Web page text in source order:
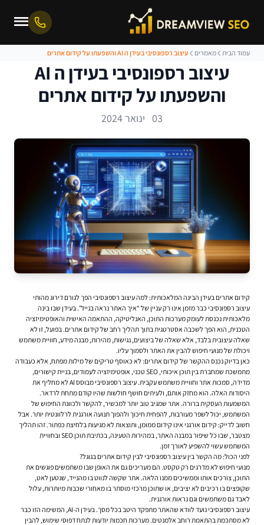
עמוד הבית מאמרים עיצוב רספונסיבי בעידן ה AI והשפעתו על קידום אתרים
עיצוב רספונסיבי בעידן ה AI
והשפעתו על קידום אתרים
03 ינואר 2024
קידום אתרים בעידן הבינה המלאכותית: למה עיצוב רספונסיבי הפך לגורם דירוג מהותי
עיצוב רספונסיבי כבר מזמן אינו רק עניין של “איך האתר נראה בנייד”. בעידן שבו בינה
מלאכותית נכנסת לעומק מערכות התוכן, האנליטיקה, ההתאמה האישית והאופטימיזציה
הטכנית, הוא הפך לשכבה אסטרטגית בתוך תהליך רחב של קידום אתרים. בפועל, זו לא
שאלה עיצובית בלבד, אלא שאלה של ביצועים, נגישות, מהירות, מבנה מידע, חוויית משתמש
ויכולת של מנועי חיפוש להבין את האתר ולסמוך עליו.
כאן בדיוק נכנס ההקשר של קידום אתרים: לא כאוסף טריקים של מילות מפתח, אלא כעבודה
מתמשכת שמחברת בין תוכן איכותי, SEO טכני, אופטימיזציה לעמודים, בניית קישורים,
מדידה, סמכות אתר וחוויית משתמש עקבית. עיצוב רספונסיבי מבוסס AI לא מחליף את
היסודות האלה. הוא מחזק אותם, ולעיתים חושף חולשות שהיו קודם מתחת לרדאר.
המשמעות העסקית ברורה. אתר שמגיב טוב יותר למכשיר, להקשר ולכוונת החיפוש של
המשתמש, יכול לשפר מעורבות, להפחית חיכוך ולהפוך תנועה אורגנית לרלוונטית יותר. אבל
חשוב לדייק: קידום אורגני אינו קידום ממומן, ותוצאות לא מגיעות בלחיצת כפתור. זהו תהליך
מצטבר, שבו כל שיפור במבנה האתר, במהירות הטעינה, בכתיבת תוכן SEO ובחוויית
המשתמש עשוי להשפיע לאורך זמן.
לפני הכול: מה הקשר בין עיצוב רספונסיבי לבין קידום אתרים בגוגל?
מנועי חיפוש לא מדרגים רק טקסט. הם מעריכים גם את האופן שבו משתמשים פוגשים את
התוכן, צורכים אותו וממשיכים ממנו הלאה. אתר שקשה לנווט בו מהנייד, שנטען לאט,
שקופצים בו רכיבים לא יציבים, או שתוכן מרכזי מוסתר בו מאחורי שכבות מיותרות, עלול
לאבד גם משתמשים וגם נראות אורגנית.
עיצוב רספונסיבי נועד לוודא שהאתר מתפקד היטב בכל מסך. בעידן ה-AI, המשימה הזו כבר
לא מסתכמת בהתאמת רוחב אלמנטים. מערכות חכמות יודעות לנתח דפוסי שימוש, להבין